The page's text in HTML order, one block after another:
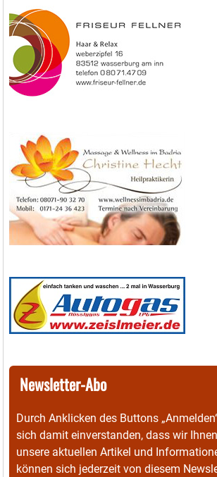
Newsletter-Abo
Durch Anklicken des Buttons
sich damit einverstanden, dass wir
unsere aktuellen Artikel und
können sich jederzeit von diesem